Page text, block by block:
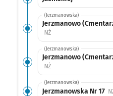
(Jerzmanowska)
Jerzmanowo
NŻPrzystanek na życzenie
(Jerzmanowska)
Jerzmanowo
NŻPrzystanek na życzenie
(Jerzmanowska)
Jerzmanowska Nr 17